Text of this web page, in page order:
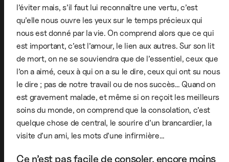
l’éviter mais, s’il faut lui reconnaître une vertu, c’est
qu’elle nous ouvre les yeux sur le temps précieux qui
nous est donné par la vie. On comprend alors que ce qui
est important, c’est l’amour, le lien aux autres. Sur son lit
de mort, on ne se souviendra que de l’essentiel, ceux que
l’on a aimé, ceux à qui on a su le dire, ceux qui ont su nous
le dire ; pas de notre travail ou de nos succès… Quand on
est gravement malade, et même si on reçoit les meilleurs
soins du monde, on comprend que la consolation, c’est
quelque chose de central, le sourire d’un brancardier, la
visite d’un ami, les mots d’une infirmière…
Ce n’est pas facile de consoler, encore moins